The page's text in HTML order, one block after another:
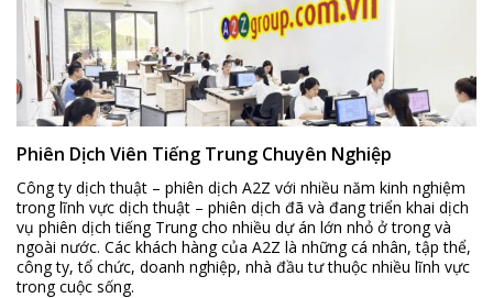
Phiên Dịch Viên Tiếng Trung Chuyên Nghiệp
Công ty dịch thuật – phiên dịch A2Z với nhiều năm kinh nghiệm
trong lĩnh vực dịch thuật – phiên dịch đã và đang triển khai dịch
vụ phiên dịch tiếng Trung cho nhiều dự án lớn nhỏ ở trong và
ngoài nước. Các khách hàng của A2Z là những cá nhân, tập thể,
công ty, tổ chức, doanh nghiệp, nhà đầu tư thuộc nhiều lĩnh vực
trong cuộc sống.